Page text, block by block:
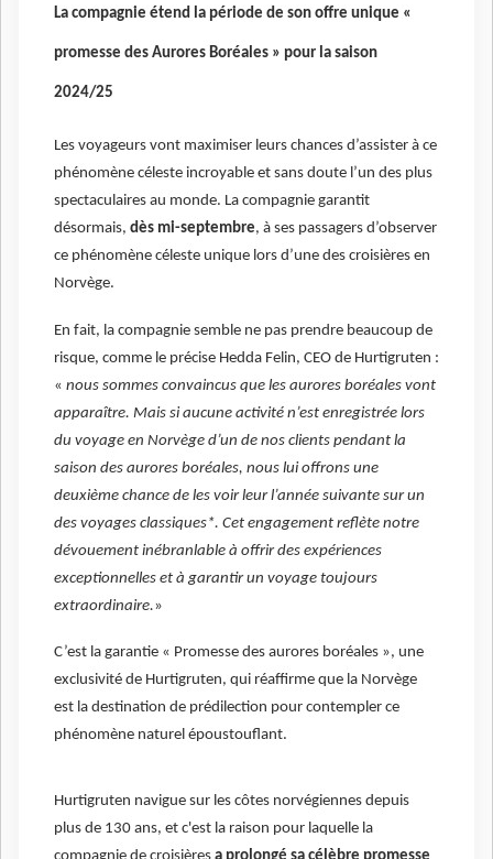
La compagnie étend la période de son offre unique «
promesse des Aurores Boréales » pour la saison
2024/25
Les voyageurs vont maximiser leurs chances d’assister à ce
phénomène céleste incroyable et sans doute l’un des plus
spectaculaires au monde. La compagnie garantit
désormais, dès mi-septembre, à ses passagers d’observer
ce phénomène céleste unique lors d’une des croisières en
Norvège.
En fait, la compagnie semble ne pas prendre beaucoup de
risque, comme le précise Hedda Felin, CEO de Hurtigruten :
« nous sommes convaincus que les aurores boréales vont
apparaître. Mais si aucune activité n’est enregistrée lors
du voyage en Norvège d’un de nos clients pendant la
saison des aurores boréales, nous lui offrons une
deuxième chance de les voir leur l’année suivante sur un
des voyages classiques*. Cet engagement reflète notre
dévouement inébranlable à offrir des expériences
exceptionnelles et à garantir un voyage toujours
extraordinaire.»
C’est la garantie « Promesse des aurores boréales », une
exclusivité de Hurtigruten, qui réaffirme que la Norvège
est la destination de prédilection pour contempler ce
phénomène naturel époustouflant.
Hurtigruten navigue sur les côtes norvégiennes depuis
plus de 130 ans, et c'est la raison pour laquelle la